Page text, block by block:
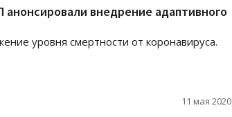
внедрение адаптивного
уровня смертности от коронавируса.
11 мая